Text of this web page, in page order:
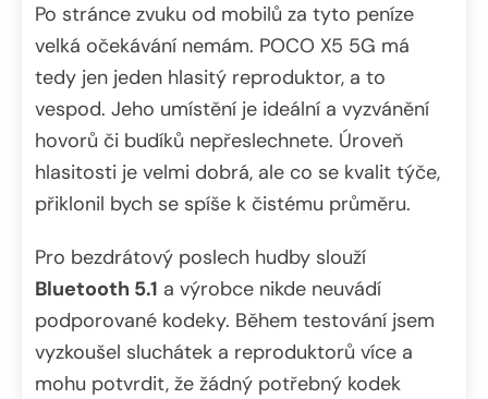
Po stránce zvuku od mobilů za tyto peníze
velká očekávání nemám. POCO X5 5G má
tedy jen jeden hlasitý reproduktor, a to
vespod. Jeho umístění je ideální a vyzvánění
hovorů či budíků nepřeslechnete. Úroveň
hlasitosti je velmi dobrá, ale co se kvalit týče,
přiklonil bych se spíše k čistému průměru.
Pro bezdrátový poslech hudby slouží
Bluetooth 5.1 a výrobce nikde neuvádí
podporované kodeky. Během testování jsem
vyzkoušel sluchátek a reproduktorů více a
mohu potvrdit, že žádný potřebný kodek